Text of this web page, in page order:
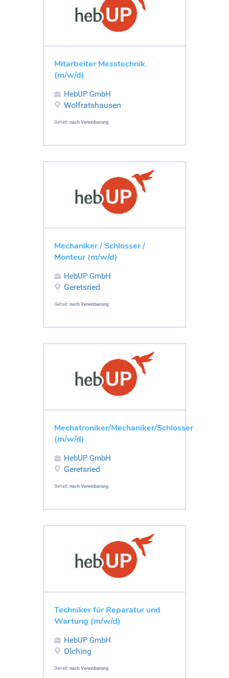
Mitarbeiter Messtechnik
(m/w/d)
HebUP GmbH
Wolfratshausen
Gehalt: nach Vereinbarung
Mechaniker / Schlosser /
Monteur (m/w/d)
HebUP GmbH
Geretsried
Gehalt: nach Vereinbarung
Mechatroniker/Mechaniker/Schlosser
(m/w/d)
HebUP GmbH
Geretsried
Gehalt: nach Vereinbarung
Techniker für Reparatur und
Wartung (m/w/d)
HebUP GmbH
Olching
Gehalt: nach Vereinbarung